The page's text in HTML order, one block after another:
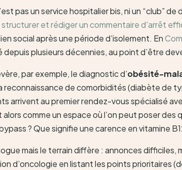
pas un service hospitalier bis, ni un “club”
et rédiger un commentaire d'arrêt
social après une période d’isolement. En
plusieurs décennies, au point d’être
par exemple, le diagnostic d’obésité-
reconnaissance de comorbidités (diabète de
arrivent au premier rendez-vous spécialisé
comme un espace où l’on peut poser
? Que signifie une carence en vitamine
mais le terrain diffère : annonces
d’oncologie en listant les points prioritaires